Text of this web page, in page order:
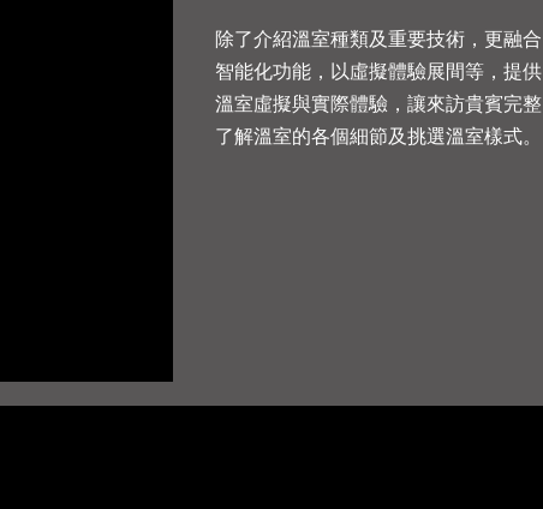
除了介紹溫室種類及重要技術，更融合
智能化功能，以虛擬體驗展間等，提供
溫室虛擬與實際體驗，讓來訪貴賓完整
了解溫室的各個細節及挑選溫室樣式。